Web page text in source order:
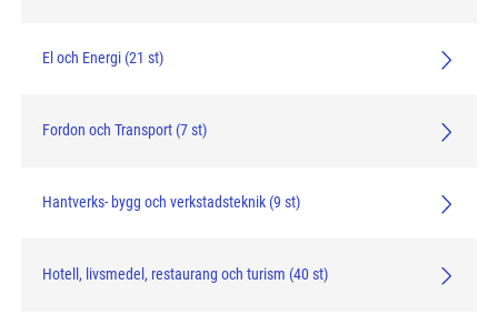
El och Energi (21 st)
Fordon och Transport (7 st)
Hantverks- bygg och verkstadsteknik (9 st)
Hotell, livsmedel, restaurang och turism (40 st)